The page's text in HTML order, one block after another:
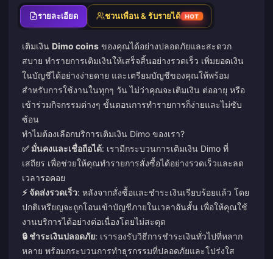
รายละเอียด ชวนเพื่อน & รับรายได้ HOT
เติมเงิน Dimo coins ของคุณได้อย่างปลอดภัยและสะดวก
สบาย ทำรายการเติมเงินให้เสร็จสิ้นอย่างรวดเร็ว เพิ่มยอดเงิน
ในบัญชีได้อย่างง่ายดาย และเตรียมบัญชีของคุณให้พร้อม
สำหรับการใช้งานในทุกๆ วัน ไม่ว่าคุณจะเติมเงิน ต่ออายุ หรือ
เข้าร่วมกิจกรรมต่างๆ ขั้นตอนการทำรายการก็ง่ายและไม่ซับ
ซ้อน
ทำไมต้องเลือกบริการเติมเงิน Dimo ของเรา?
✅ มั่นคงและเชื่อถือได้: เรามีกระบวนการเติมเงิน Dimo ที่
เสถียร เพื่อช่วยให้คุณทำรายการสั่งซื้อได้อย่างรวดเร็วและลด
เวลารอคอย
⚡ จัดส่งรวดเร็ว: หลังจากสั่งซื้อและชำระเงินเรียบร้อยแล้ว โดย
ปกติเหรียญจะถูกโอนเข้าบัญชีภายในเวลาอันสั้น เพื่อให้คุณใช้
งานบริการได้อย่างต่อเนื่องโดยไม่สะดุด
🔒 ชำระเงินปลอดภัย: เรารองรับวิธีการชำระเงินทั่วไปที่หลาก
หลาย พร้อมกระบวนการทำธุรกรรมที่ปลอดภัยและโปร่งใส